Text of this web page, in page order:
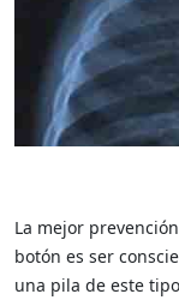
La mejor
botón es ser
una pila de este